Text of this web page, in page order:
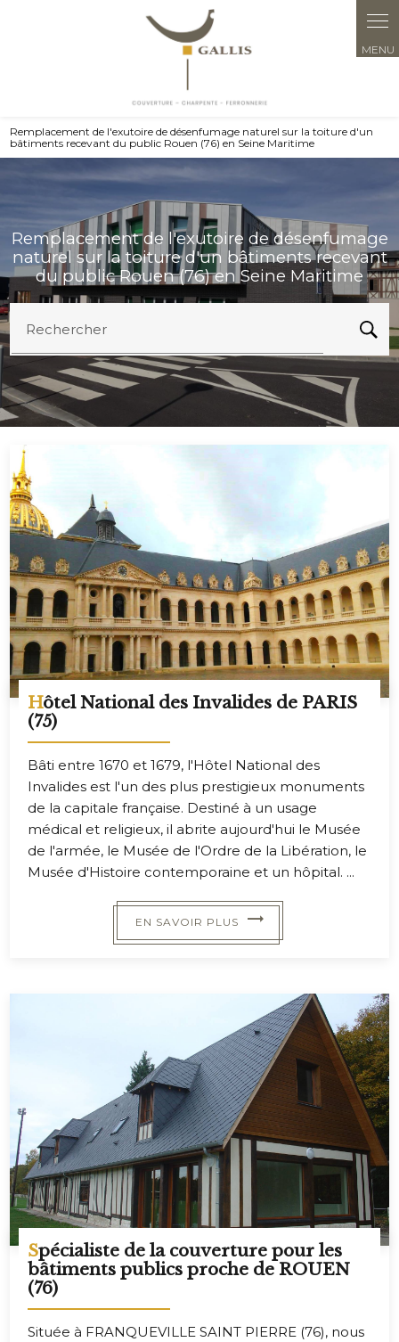
Remplacement de l'exutoire de désenfumage naturel sur la toiture d'un
bâtiments recevant du public Rouen (76) en Seine Maritime
Remplacement de l'exutoire de désenfumage
naturel sur la toiture d'un bâtiments recevant
du public Rouen (76) en Seine Maritime
Rechercher
Hôtel National des Invalides de PARIS
(75)
Bâti entre 1670 et 1679, l'Hôtel National des
Invalides est l'un des plus prestigieux monuments
de la capitale française. Destiné à un usage
médical et religieux, il abrite aujourd'hui le Musée
de l'armée, le Musée de l'Ordre de la Libération, le
Musée d'Histoire contemporaine et un hôpital. ...
EN SAVOIR PLUS
Spécialiste de la couverture pour les
bâtiments publics proche de ROUEN
(76)
Située à FRANQUEVILLE SAINT PIERRE (76), nous
Panneau de gestion des cookies